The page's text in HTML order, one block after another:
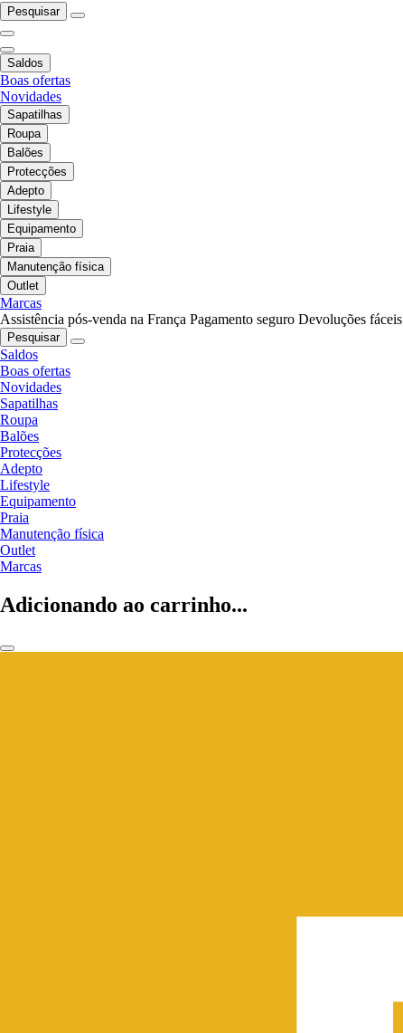
Pesquisar
Saldos
Boas ofertas
Novidades
Sapatilhas
Roupa
Balões
Protecções
Adepto
Lifestyle
Equipamento
Praia
Manutenção física
Outlet
Marcas
Assistência pós-venda na França Pagamento seguro Devoluções fáceis
Pesquisar
Saldos
Boas ofertas
Novidades
Sapatilhas
Roupa
Balões
Protecções
Adepto
Lifestyle
Equipamento
Praia
Manutenção física
Outlet
Marcas
Adicionando ao carrinho...